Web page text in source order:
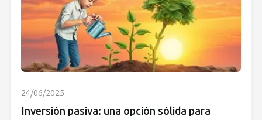
24/06/2025
Inversión pasiva: una opción sólida para